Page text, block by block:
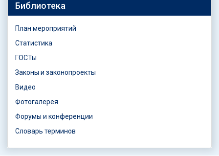
Библиотека
План мероприятий
Статистика
ГОСТы
Законы и законопроекты
Видео
Фотогалерея
Форумы и конференции
Словарь терминов